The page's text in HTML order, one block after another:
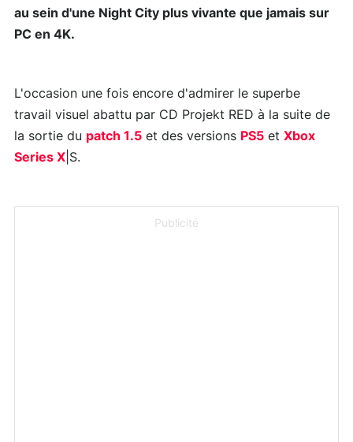
au sein d'une Night City plus vivante que jamais sur
PC en 4K.
L'occasion une fois encore d'admirer le superbe
travail visuel abattu par CD Projekt RED à la suite de
la sortie du patch 1.5 et des versions PS5 et Xbox
Series X |S.
Publicité